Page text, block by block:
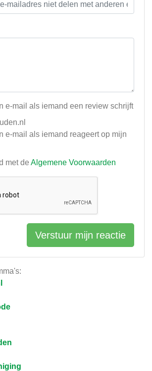
e-mail als iemand een review schrijft
e-mail als iemand reageert op mijn
met de Algemene Voorwaarden
Verstuur mijn reactie